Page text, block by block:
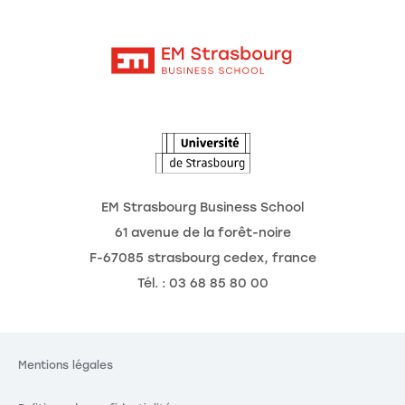
EM Strasbourg Business School
61 avenue de la forêt-noire
F-67085 strasbourg cedex, france
Tél. : 03 68 85 80 00
Mentions légales